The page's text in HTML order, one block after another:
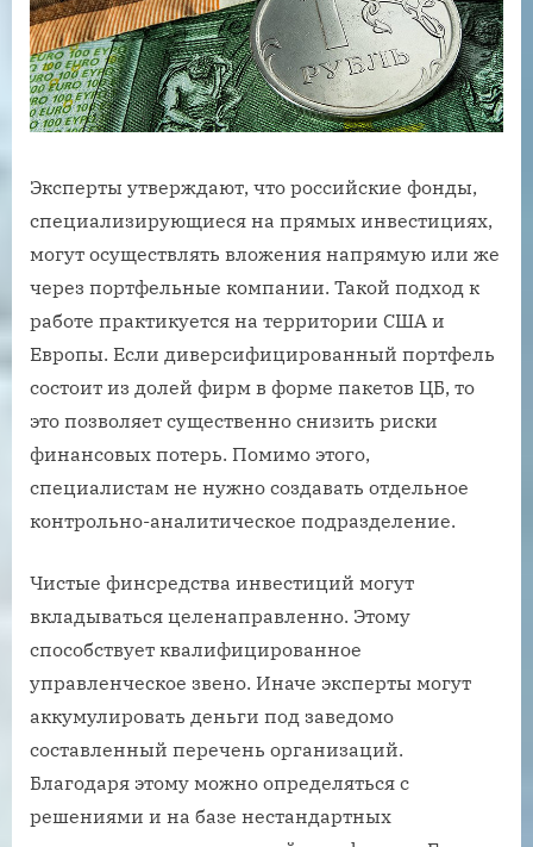
Эксперты утверждают, что российские фонды,
специализирующиеся на прямых инвестициях,
могут осуществлять вложения напрямую или же
через портфельные компании. Такой подход к
работе практикуется на территории США и
Европы. Если диверсифицированный портфель
состоит из долей фирм в форме пакетов ЦБ, то
это позволяет существенно снизить риски
финансовых потерь. Помимо этого,
специалистам не нужно создавать отдельное
контрольно-аналитическое подразделение.
Чистые финсредства инвестиций могут
вкладываться целенаправленно. Этому
способствует квалифицированное
управленческое звено. Иначе эксперты могут
аккумулировать деньги под заведомо
составленный перечень организаций.
Благодаря этому можно определяться с
решениями и на базе нестандартных